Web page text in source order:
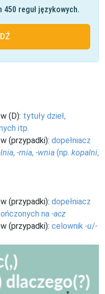
reguł językowych.
(D): tytuły dzieł,
itp.
(przypadki): dopełniacz
, -rnia, -wnia (np. kopalni,
(przypadki): dopełniacz
na -acz
(przypadki): celownik -u/-